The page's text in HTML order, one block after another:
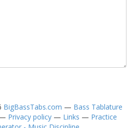
BigBassTabs.com — Bass Tablature
Privacy policy — Links — Practice